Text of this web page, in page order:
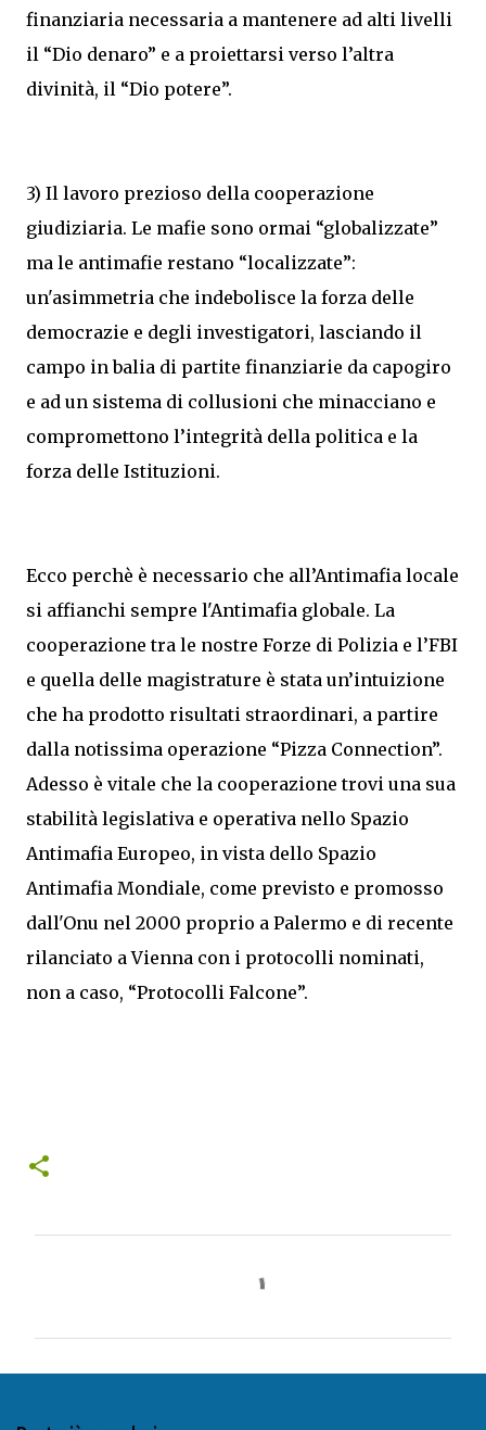
finanziaria necessaria a mantenere ad alti livelli
il “Dio denaro” e a proiettarsi verso l’altra
divinità, il “Dio potere”.
3) Il lavoro prezioso della cooperazione
giudiziaria. Le mafie sono ormai “globalizzate”
ma le antimafie restano “localizzate”:
un'asimmetria che indebolisce la forza delle
democrazie e degli investigatori, lasciando il
campo in balia di partite finanziarie da capogiro
e ad un sistema di collusioni che minacciano e
compromettono l’integrità della politica e la
forza delle Istituzioni.
Ecco perchè è necessario che all’Antimafia locale
si affianchi sempre l'Antimafia globale. La
cooperazione tra le nostre Forze di Polizia e l’FBI
e quella delle magistrature è stata un’intuizione
che ha prodotto risultati straordinari, a partire
dalla notissima operazione “Pizza Connection”.
Adesso è vitale che la cooperazione trovi una sua
stabilità legislativa e operativa nello Spazio
Antimafia Europeo, in vista dello Spazio
Antimafia Mondiale, come previsto e promosso
dall'Onu nel 2000 proprio a Palermo e di recente
rilanciato a Vienna con i protocolli nominati,
non a caso, “Protocolli Falcone”.